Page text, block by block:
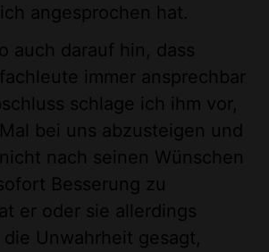
angesprochen hat.
auch darauf hin, dass
immer ansprechbar
schlage ich ihm vor,
bei uns abzusteigen und
nach seinen Wünschen
Besserung zu
er oder sie allerdings
Unwahrheit gesagt,